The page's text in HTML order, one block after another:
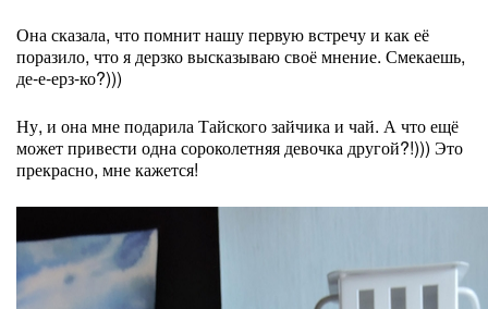
Она сказала, что помнит нашу первую встречу и как её
поразило, что я дерзко высказываю своё мнение. Смекаешь,
де-е-ерз-ко?)))
Ну, и она мне подарила Тайского зайчика и чай. А что ещё
может привести одна сороколетняя девочка другой?!))) Это
прекрасно, мне кажется!